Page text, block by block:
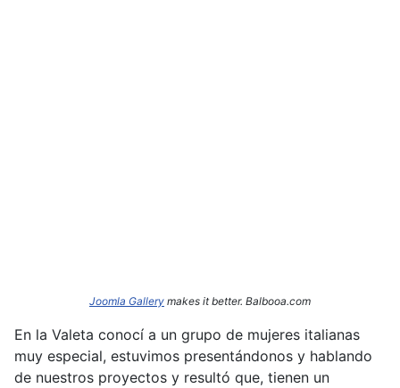
Joomla Gallery makes it better. Balbooa.com
En la Valeta conocí a un grupo de mujeres italianas
muy especial, estuvimos presentándonos y hablando
de nuestros proyectos y resultó que, tienen un